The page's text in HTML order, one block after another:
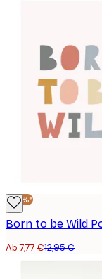
-40%*
Born to be Wild
Ab 7,77 €12,95 €